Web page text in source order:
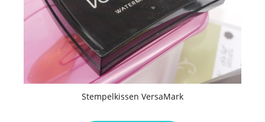
Stempelkissen VersaMark